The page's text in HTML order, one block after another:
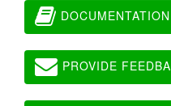
DOCUMENTATION
PROVIDE